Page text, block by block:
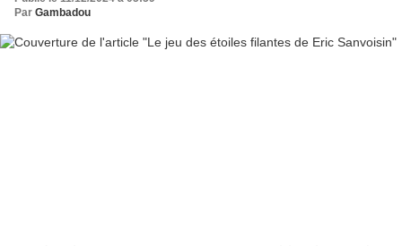
Par Gambadou